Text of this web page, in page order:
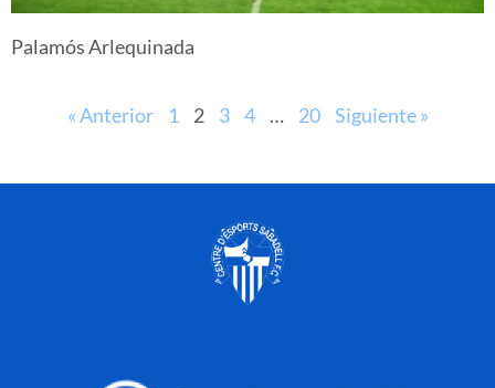
Palamós Arlequinada
« Anterior 1 2 3 4 … 20 Siguiente »